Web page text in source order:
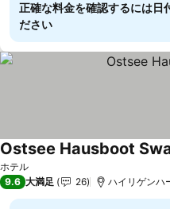
正確な料金を確認するには日
ださい
ホテル
Ostsee Hausboot
9.6 大満足 26 ハイリゲンハ